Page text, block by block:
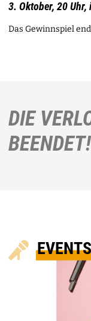
3. Oktober, 20
Das Gewinnspiel
DIE
BEENDET!
EVENTS